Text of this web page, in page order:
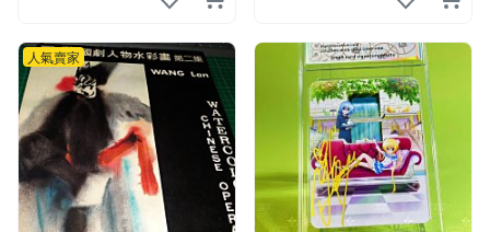
人氣賣家